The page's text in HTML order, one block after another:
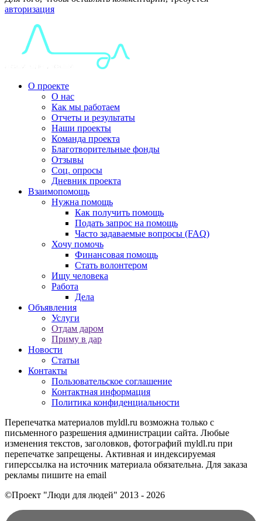
авторизация
О проекте
О нас
Как мы работаем
Отчеты и результаты
Наши проекты
Команда проекта
Благотворительные фонды
Отзывы
Соц. опросы
Дневник проекта
Взаимопомощь
Нужна помощь
Как получить помощь
Подать запрос на помощь
Часто задаваемые вопросы (FAQ)
Хочу помочь
Финансовая помощь
Стать волонтером
Ищу человека
Работа
Дела
Объявления
Услуги
Отдам даром
Приму в дар
Новости
Статьи
Контакты
Пользовательское соглашение
Контактная информация
Политика конфиденциальности
Перепечатка материалов myldl.ru возможна только с
письменного разрешения администрации сайта. Любые
изменения текстов, заголовков, фотографий myldl.ru при
перепечатке запрещены. Активная и индексируемая
гиперссылка на источник материала обязательна. Для заказа
рекламы пишите на еmail
©Проект "Люди для людей" 2013 - 2026